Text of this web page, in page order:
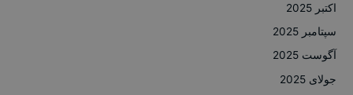
اکتبر 2025
سپتامبر 2025
آگوست 2025
جولای 2025